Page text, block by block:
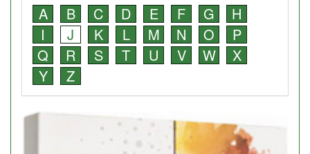
A B C D E F G
H
I
J K L M N O
P
Q
R S T U V W
X
Y
Z